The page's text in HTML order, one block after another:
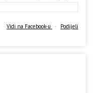
Vidi na Facebook-u · Podijeli